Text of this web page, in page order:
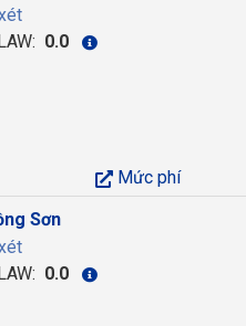
0.0
Mức phí
Sơn
0.0